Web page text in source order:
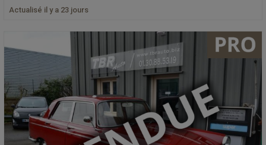
Actualisé il y a 23 jours